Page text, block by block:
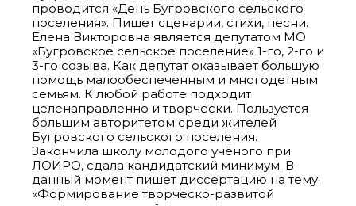
проводится «День Бугровского сельского
поселения». Пишет сценарии, стихи, песни.
Елена Викторовна является депутатом МО
«Бугровское сельское поселение» 1-го, 2-го и
3-го созыва. Как депутат оказывает большую
помощь малообеспеченным и многодетным
семьям. К любой работе подходит
целенаправленно и творчески. Пользуется
большим авторитетом среди жителей
Бугровского сельского поселения.
Закончила школу молодого учёного при
ЛОИРО, сдала кандидатский минимум. В
данный момент пишет диссертацию на тему:
«Формирование творческо-развитой